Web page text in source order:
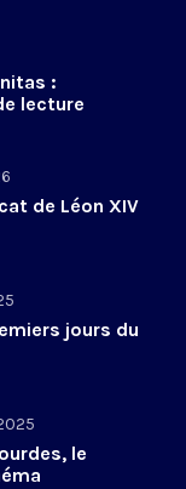
:
lecture
de Léon XIV
jours du
le